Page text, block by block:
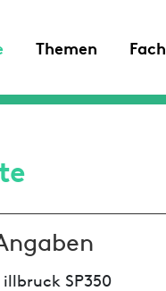
Themen
illbruck SP350